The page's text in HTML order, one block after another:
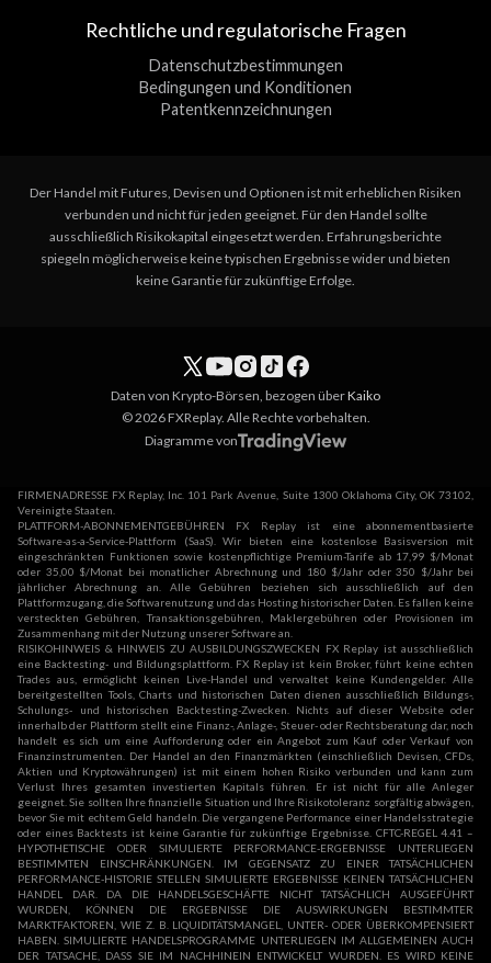
Rechtliche und regulatorische Fragen
Datenschutzbestimmungen
Bedingungen und Konditionen
Patentkennzeichnungen
Der Handel mit Futures, Devisen und Optionen ist mit erheblichen Risiken
verbunden und nicht für jeden geeignet. Für den Handel sollte
ausschließlich Risikokapital eingesetzt werden. Erfahrungsberichte
spiegeln möglicherweise keine typischen Ergebnisse wider und bieten
keine Garantie für zukünftige Erfolge.
Daten von Krypto-Börsen, bezogen überKaiko
© 2026 FXReplay. Alle Rechte vorbehalten.
Diagramme von
FIRMENADRESSE FX Replay, Inc. 101 Park Avenue, Suite 1300 Oklahoma City, OK 73102,
Vereinigte Staaten.
PLATTFORM-ABONNEMENTGEBÜHREN FX Replay ist eine abonnementbasierte
Software-as-a-Service-Plattform (SaaS). Wir bieten eine kostenlose Basisversion mit
eingeschränkten Funktionen sowie kostenpflichtige Premium-Tarife ab 17,99 $/Monat
oder 35,00 $/Monat bei monatlicher Abrechnung und 180 $/Jahr oder 350 $/Jahr bei
jährlicher Abrechnung an. Alle Gebühren beziehen sich ausschließlich auf den
Plattformzugang, die Softwarenutzung und das Hosting historischer Daten. Es fallen keine
versteckten Gebühren, Transaktionsgebühren, Maklergebühren oder Provisionen im
Zusammenhang mit der Nutzung unserer Software an.
RISIKOHINWEIS & HINWEIS ZU AUSBILDUNGSZWECKEN FX Replay ist ausschließlich
eine Backtesting- und Bildungsplattform. FX Replay ist kein Broker, führt keine echten
Trades aus, ermöglicht keinen Live-Handel und verwaltet keine Kundengelder. Alle
bereitgestellten Tools, Charts und historischen Daten dienen ausschließlich Bildungs-,
Schulungs- und historischen Backtesting-Zwecken. Nichts auf dieser Website oder
innerhalb der Plattform stellt eine Finanz-, Anlage-, Steuer- oder Rechtsberatung dar, noch
handelt es sich um eine Aufforderung oder ein Angebot zum Kauf oder Verkauf von
Finanzinstrumenten. Der Handel an den Finanzmärkten (einschließlich Devisen, CFDs,
Aktien und Kryptowährungen) ist mit einem hohen Risiko verbunden und kann zum
Verlust Ihres gesamten investierten Kapitals führen. Er ist nicht für alle Anleger
geeignet. Sie sollten Ihre finanzielle Situation und Ihre Risikotoleranz sorgfältig abwägen,
bevor Sie mit echtem Geld handeln. Die vergangene Performance einer Handelsstrategie
oder eines Backtests ist keine Garantie für zukünftige Ergebnisse. CFTC-REGEL 4.41 –
HYPOTHETISCHE ODER SIMULIERTE PERFORMANCE-ERGEBNISSE UNTERLIEGEN
BESTIMMTEN EINSCHRÄNKUNGEN. IM GEGENSATZ ZU EINER TATSÄCHLICHEN
PERFORMANCE-HISTORIE STELLEN SIMULIERTE ERGEBNISSE KEINEN TATSÄCHLICHEN
HANDEL DAR. DA DIE HANDELSGESCHÄFTE NICHT TATSÄCHLICH AUSGEFÜHRT
WURDEN, KÖNNEN DIE ERGEBNISSE DIE AUSWIRKUNGEN BESTIMMTER
MARKTFAKTOREN, WIE Z. B. LIQUIDITÄTSMANGEL, UNTER- ODER ÜBERKOMPENSIERT
HABEN. SIMULIERTE HANDELSPROGRAMME UNTERLIEGEN IM ALLGEMEINEN AUCH
DER TATSACHE, DASS SIE IM NACHHINEIN ENTWICKELT WURDEN. ES WIRD KEINE